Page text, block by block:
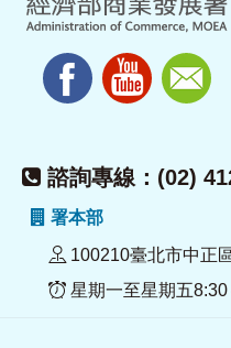
諮詢專線：(02)
署本部
100210臺北市中正
星期一至星期五8:30